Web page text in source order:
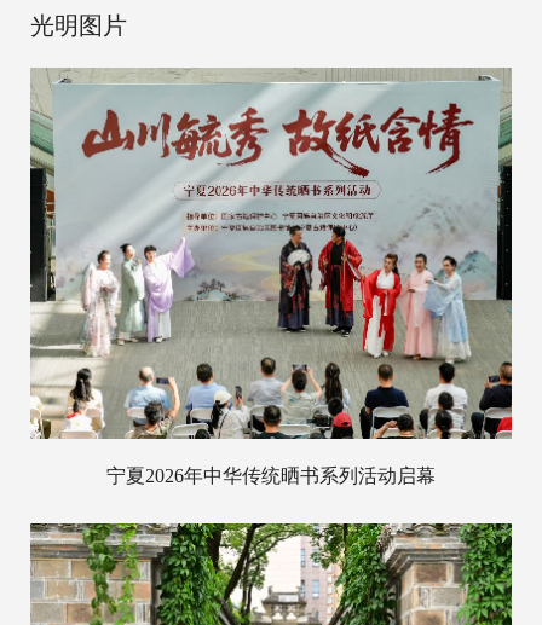
光明图片
宁夏2026年中华传统晒书系列活动启幕